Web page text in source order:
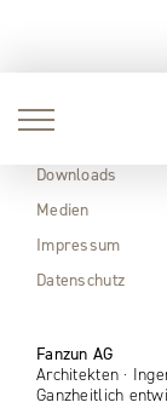
Aktuell
Downloads
Medien
Impressum
Datenschutz
Fanzun AG
Architekten ·
Ganzheitlich